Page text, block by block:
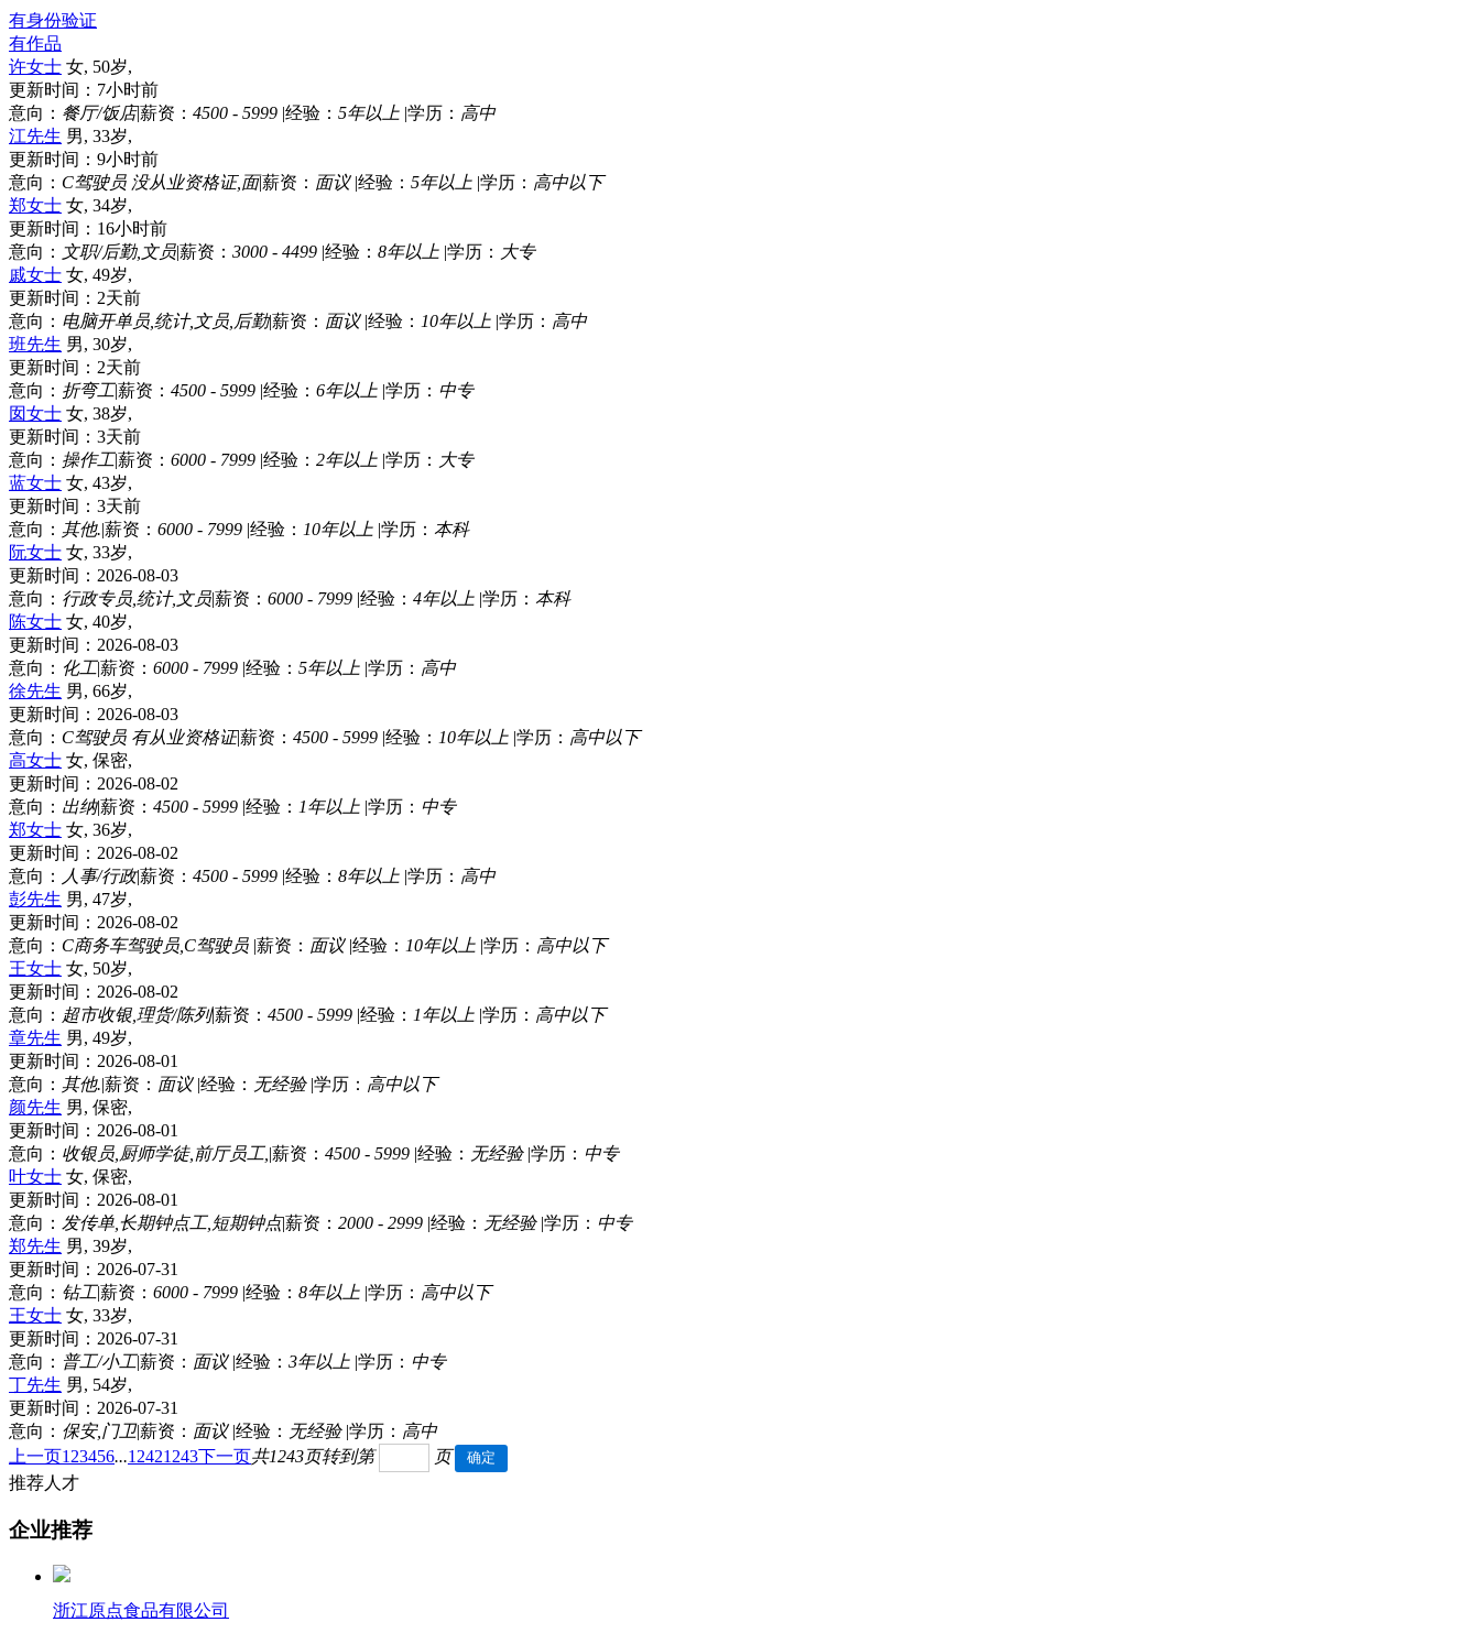
有身份验证
有作品
许女士 女, 50岁,
更新时间：7小时前
意向： 餐厅/饭店|薪资： 4500 - 5999 |经验： 5年以上 |学历： 高中
江先生 男, 33岁,
更新时间：9小时前
意向： C驾驶员 没从业资格证,面|薪资： 面议 |经验： 5年以上 |学历： 高中以下
郑女士 女, 34岁,
更新时间：16小时前
意向： 文职/后勤,文员|薪资： 3000 - 4499 |经验： 8年以上 |学历： 大专
戚女士 女, 49岁,
更新时间：2天前
意向： 电脑开单员,统计,文员,后勤|薪资： 面议 |经验： 10年以上 |学历： 高中
班先生 男, 30岁,
更新时间：2天前
意向： 折弯工|薪资： 4500 - 5999 |经验： 6年以上 |学历： 中专
囡女士 女, 38岁,
更新时间：3天前
意向： 操作工|薪资： 6000 - 7999 |经验： 2年以上 |学历： 大专
蓝女士 女, 43岁,
更新时间：3天前
意向： 其他.|薪资： 6000 - 7999 |经验： 10年以上 |学历： 本科
阮女士 女, 33岁,
更新时间：2026-08-03
意向： 行政专员,统计,文员|薪资： 6000 - 7999 |经验： 4年以上 |学历： 本科
陈女士 女, 40岁,
更新时间：2026-08-03
意向： 化工|薪资： 6000 - 7999 |经验： 5年以上 |学历： 高中
徐先生 男, 66岁,
更新时间：2026-08-03
意向： C驾驶员 有从业资格证|薪资： 4500 - 5999 |经验： 10年以上 |学历： 高中以下
高女士 女, 保密,
更新时间：2026-08-02
意向： 出纳|薪资： 4500 - 5999 |经验： 1年以上 |学历： 中专
郑女士 女, 36岁,
更新时间：2026-08-02
意向：
人事/行政|薪资： 4500 - 5999 |经验： 8年以上 |学历： 高中
彭先生 男, 47岁,
更新时间：2026-08-02
意向： C商务车驾驶员,C驾驶员 |薪资： 面议 |经验： 10年以上 |学历： 高中以下
王女士 女, 50岁,
更新时间：2026-08-02
意向： 超市收银,理货/陈列|薪资： 4500 - 5999 |经验： 1年以上 |学历： 高中以下
章先生 男, 49岁,
更新时间：2026-08-01
意向： 其他.|薪资： 面议 |经验： 无经验 |学历： 高中以下
颜先生 男, 保密,
更新时间：2026-08-01
意向： 收银员,厨师学徒,前厅员工, |薪资： 4500 - 5999 |经验： 无经验 |学历： 中专
叶女士 女, 保密,
更新时间：2026-08-01
意向： 发传单,长期钟点工,短期钟点|薪资： 2000 - 2999 |经验： 无经验 |学历： 中专
郑先生 男, 39岁,
更新时间：2026-07-31
意向： 钻工|薪资： 6000 - 7999 |经验： 8年以上 |学历： 高中以下
王女士 女, 33岁,
更新时间：2026-07-31
意向： 普工/小工|薪资： 面议 |经验： 3年以上 |学历： 中专
丁先生 男, 54岁,
更新时间：2026-07-31
意向： 保安,门卫|薪资： 面议 |经验： 无经验 |学历： 高中
上一页1 23456...12421243下一页共1243页转到第
页
推荐人才
企业推荐
浙江原点食品有限公司